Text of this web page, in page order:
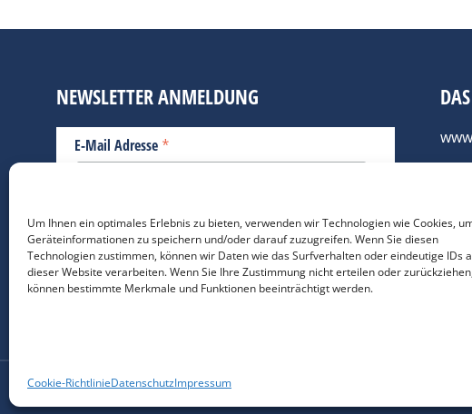
Um Ihnen ein optimales Erlebnis zu bieten, verwenden wir Technologien wie Cookies,
Geräteinformationen zu speichern und/oder darauf zuzugreifen. Wenn Sie diesen
Technologien zustimmen, können wir Daten wie das Surfverhalten oder eindeutige IDs
dieser Website verarbeiten. Wenn Sie Ihre Zustimmung nicht erteilen oder zurückziehen,
können bestimmte Merkmale und Funktionen beeinträchtigt werden.
Cookie-RichtlinieDatenschutzImpressum
NEWSLETTER ANMELDUNG
E-Mail Adresse *
*verpflichtend